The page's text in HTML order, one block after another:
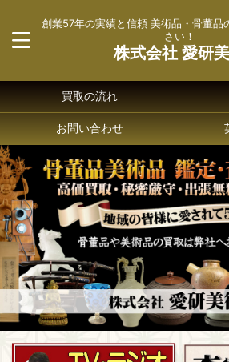
創業57年の実績と信頼 美術品・骨董品
さい！
株式会社 愛研
買取の流れ
お問い合わせ